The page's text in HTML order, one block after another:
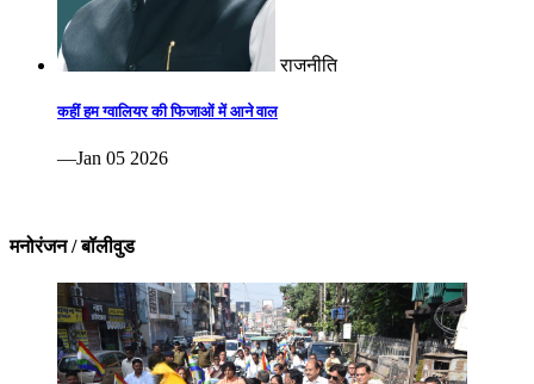
राजनीति
कहीं हम ग्वालियर की फिजाओं में आने वाल
—Jan 05 2026
मनोरंजन / बॉलीवुड